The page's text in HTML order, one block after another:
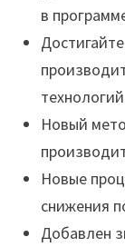
в
Новый
Новые
снижения
Добавлен